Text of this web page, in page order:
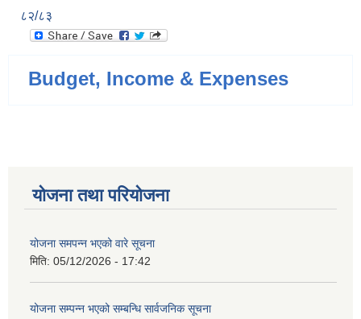
८२/८३
Budget, Income & Expenses
योजना तथा परियोजना
योजना समपन्न भएको वारे सूचना
मिति: 05/12/2026 - 17:42
योजना सम्पन्न भएको सम्बन्धि सार्वजनिक सूचना